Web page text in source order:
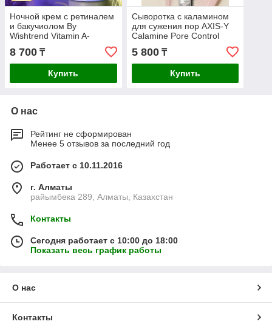
Ночной крем с ретиналем
и бакучиолом By
Wishtrend Vitamin A-
mazing Bakuchiol Night
Cream 30 мл
8 700 ₸
Купить
Сыворотка с каламином
для сужения пор AXIS-Y
Calamine Pore Control
Capsule Serum
5 800₸
Купить
О нас
Рейтинг не сформирован
Менее 5 отзывов за последний год
Работает с 10.11.2016
г. Алматы
райымбека 289, Алматы, Казахстан
Контакты
Сегодня работает с 10:00 до 18:00
Показать весь график работы
О нас
Контакты